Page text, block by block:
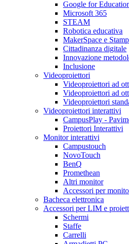
Google for
Microsoft 365
STEAM
Robotica educativa
MakerSpace e
Cittadinanza digitale
Innovazione
Inclusione
Videoproiettori
Videoproiettori ad
Videoproiettori ad
Videoproiettori
Videoproiettori interattivi
CampusPlay -
Proiettori Interattivi
Monitor interattivi
Campustouch
NovoTouch
BenQ
Promethean
Altri monitor
Accessori per
Bacheca elettronica
Accessori per LIM e
Schermi
Staffe
Carrelli